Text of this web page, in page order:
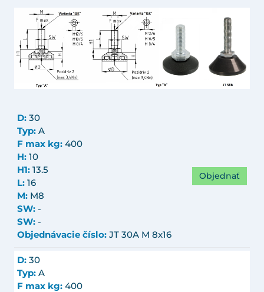
D: 30
Typ: A
F max kg: 400
H: 10
H1: 13.5
L: 16
M: M8
SW: -
SW: -
Objednávacie číslo: JT 30A M 8x16
Objednať
D: 30
Typ: A
F max kg: 400